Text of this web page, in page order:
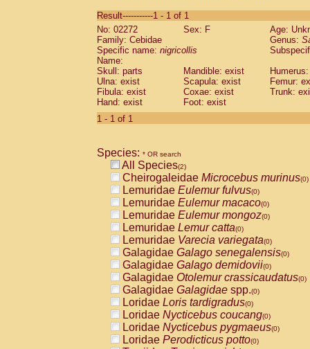
CebidaeSaguinus labiatus(0)
Cebidae Saguinus leucopus (0)
Cebidae
CebidaeSaguinus mystax
Cebidae Saguinus nigricollis (1)
Cebidae Saguinus oedipus
Cebidae Saguinus weddelli
Cebidae Saguinusspp.
Cebidae
CebidaeCebus capucinus
CebidaeCebus nigrivittatus
CebidaeCebus spp.(0)
CebidaeSaimiri boliviensis(0)
CebidaeSaimiri sciureus(0)
AtelidaeAlouatta caraya(0)
AtelidaeAlouatta fusca(0)
AtelidaeAlouatta seniculus(0)
AtelidaeAlouattaspp.(0)
AtelidaeAteles belzebuth(0)
AtelidaeAteles geoffroyi(0)
AtelidaeAteles paniscus(0)
AtelidaeAtelesspp.(0)
AtelidaeLagothrix lagothricha(0)
AtelidaeLagothrix lagothricha cana
PitheciidaeCacajao calvus
Result-----------1 - 1 of 1
No: 02272
Sex: F
Age:
Family: Cebidae
Genus:
Specific name: nigricollis
Name:
Skull: parts
Mandible: exist
Ulna: exist
Scapula: exist
Femur:
Fibula: exist
Coxae: exist
Trunk:
Hand: exist
Foot: exist
1 - 1 of 1
Species: * OR search
All Species(2)
Cheirogaleidae Microcebus murinus(0)
Lemuridae Eulemur fulvus(0)
Lemuridae Eulemur macaco(0)
Lemuridae Eulemur mongoz(0)
Lemuridae Lemur catta(0)
Lemuridae Varecia variegata(0)
Galagidae Galago senegalensis(0)
Galagidae Galago demidovii(0)
Galagidae Otolemur crassicaudatus(0)
Galagidae Galagidae spp.(0)
Loridae Loris tardigradus(0)
Loridae Nycticebus coucang(0)
Loridae Nycticebus pygmaeus(0)
Loridae Perodicticus potto(0)